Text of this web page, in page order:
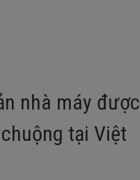
nhà máy được
tại Việt